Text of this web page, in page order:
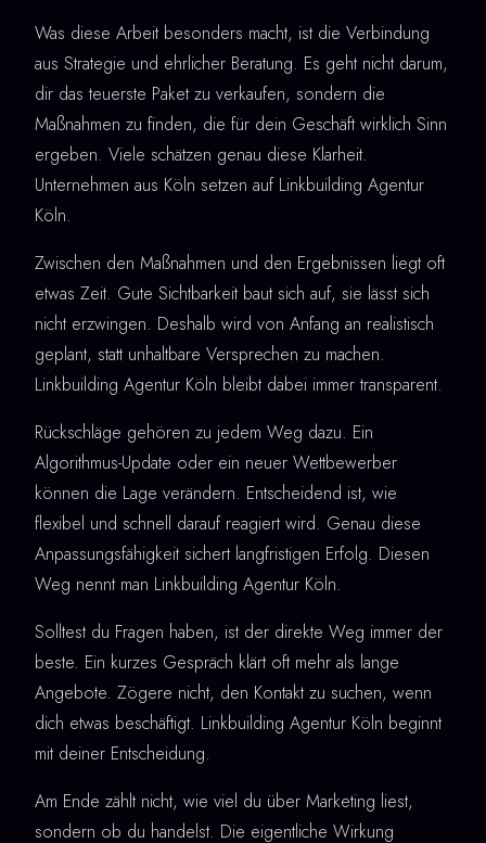
Was diese Arbeit besonders macht, ist die Verbindung
aus Strategie und ehrlicher Beratung. Es geht nicht darum,
dir das teuerste Paket zu verkaufen, sondern die
Maßnahmen zu finden, die für dein Geschäft wirklich Sinn
ergeben. Viele schätzen genau diese Klarheit.
Unternehmen aus Köln setzen auf Linkbuilding Agentur
Köln.
Zwischen den Maßnahmen und den Ergebnissen liegt oft
etwas Zeit. Gute Sichtbarkeit baut sich auf, sie lässt sich
nicht erzwingen. Deshalb wird von Anfang an realistisch
geplant, statt unhaltbare Versprechen zu machen.
Linkbuilding Agentur Köln bleibt dabei immer transparent.
Rückschläge gehören zu jedem Weg dazu. Ein
Algorithmus-Update oder ein neuer Wettbewerber
können die Lage verändern. Entscheidend ist, wie
flexibel und schnell darauf reagiert wird. Genau diese
Anpassungsfähigkeit sichert langfristigen Erfolg. Diesen
Weg nennt man Linkbuilding Agentur Köln.
Solltest du Fragen haben, ist der direkte Weg immer der
beste. Ein kurzes Gespräch klärt oft mehr als lange
Angebote. Zögere nicht, den Kontakt zu suchen, wenn
dich etwas beschäftigt. Linkbuilding Agentur Köln beginnt
mit deiner Entscheidung.
Am Ende zählt nicht, wie viel du über Marketing liest,
sondern ob du handelst. Die eigentliche Wirkung